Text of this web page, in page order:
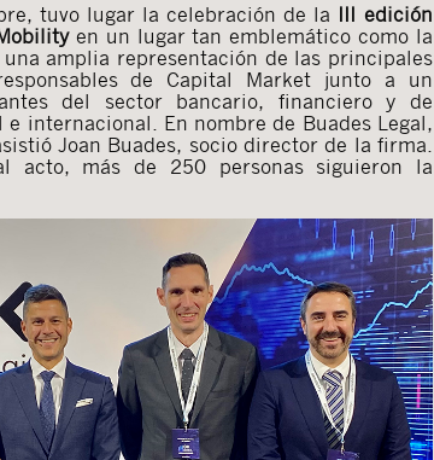
tuvo lugar la celebración de la III edición
en un lugar tan emblemático como la
amplia representación de las principales
de Capital Market junto a un
del sector bancario, financiero y de
internacional. En nombre de Buades Legal,
Joan Buades, socio director de la firma.
acto, más de 250 personas siguieron la